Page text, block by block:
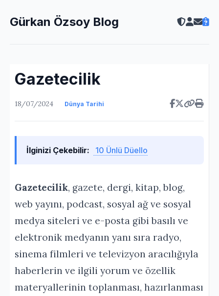
Gürkan Özsoy Blog
Gazetecilik
18/07/2024 Dünya Tarihi
İlginizi Çekebilir: 10 Ünlü Düello
Gazetecilik, gazete, dergi, kitap, blog,
web yayını, podcast, sosyal ağ ve sosyal
medya siteleri ve e-posta gibi basılı ve
elektronik medyanın yanı sıra radyo,
sinema filmleri ve televizyon aracılığıyla
haberlerin ve ilgili yorum ve özellik
materyallerinin toplanması, hazırlanması